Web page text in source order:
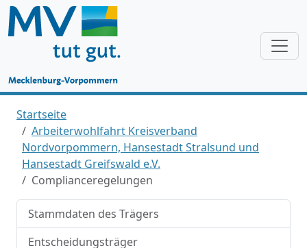
Startseite
Arbeiterwohlfahrt Kreisverband
Nordvorpommern, Hansestadt Stralsund und
Hansestadt Greifswald e.V.
Complianceregelungen
Stammdaten des Trägers
Entscheidungsträger